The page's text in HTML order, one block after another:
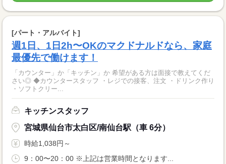
[パート・アルバイト]
週1日、1日2h〜OKのマクドナルドなら、家庭
最優先で働けます！
「カウンター」か「キッチン」か 希望がある方は面接で教えてくだ
さい◎ ◆カウンタースタッフ ・レジでの接客、注文 ・ドリンク作り
・ソフトクリー...
キッチンスタッフ
宮城県仙台市太白区/南仙台駅（車 6分）
時給1,038円～
9：00〜20：00 ※上記は営業時間となります...